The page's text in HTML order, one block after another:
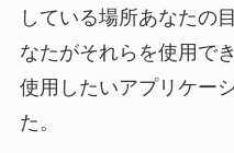
している場所あなたの
なたがそれらを使用で
使用したいアプリケー
た。